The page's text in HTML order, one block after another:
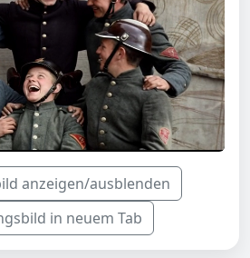
anzeigen/ausblenden
in neuem Tab